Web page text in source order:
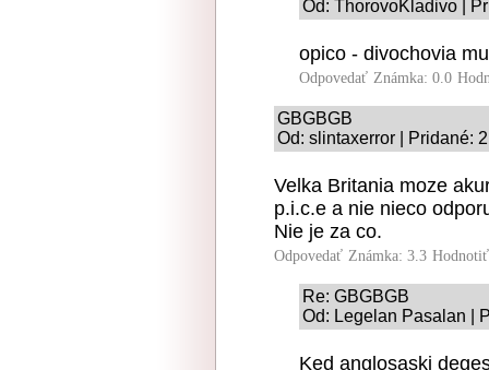
Od: ThorovoKladivo |
opico - divochovia
Odpovedať Známka: 0.0
GBGBGB
Od: slintaxerror | Pridané:
Velka Britania moze
p.i.c.e a nie nieco
Nie je za co.
Odpovedať Známka: 3.3
Re: GBGBGB
Od: Legelan Pasalan |
Ked anglosaski